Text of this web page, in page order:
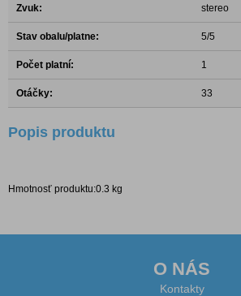
Zvuk: stereo
Stav obalu/platne: 5/5
Počet platní: 1
Otáčky: 33
Popis produktu
Hmotnosť produktu:0.3 kg
O NÁS
Kontakty